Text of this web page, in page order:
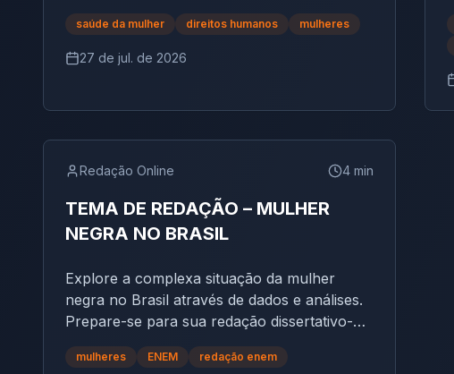
motivadores, repertórios e argumentos.
saúde da mulher direitos humanos mulheres
27 de jul. de 2026
Redação Online 4min
TEMA DE REDAÇÃO – MULHER
NEGRA NO BRASIL
Explore a complexa situação da mulher
negra no Brasil através de dados e análises.
Prepare-se para sua redação dissertativo-
argumentativa com insights valiosos e textos
de apoio.
mulheres ENEM redação enem